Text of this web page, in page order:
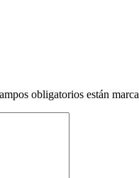
obligatorios están